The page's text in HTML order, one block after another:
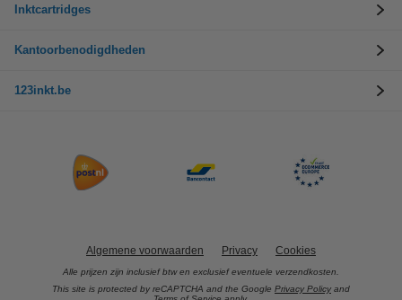
Inktcartridges
Kantoorbenodigdheden
123inkt.be
Algemene voorwaarden Privacy Cookies
Alle prijzen zijn inclusief btw en exclusief eventuele verzendkosten.
This site is protected by reCAPTCHA and the Google Privacy Policy and